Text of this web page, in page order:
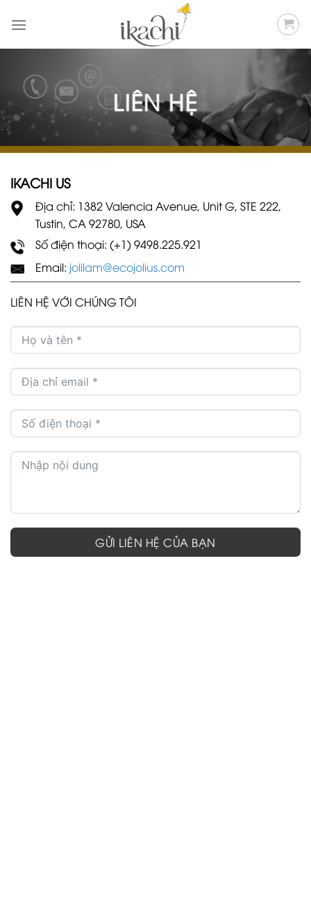
qua
LIÊN HỆ
IKACHI US
Địa chỉ: 1382 Valencia Avenue, Unit G, STE 222,
Tustin, CA 92780, USA
Số điện thoại: (+1) 9498.225.921
Email: jolilam@ecojolius.com
LIÊN HỆ VỚI CHÚNG TÔI
GỬI LIÊN HỆ CỦA BẠN